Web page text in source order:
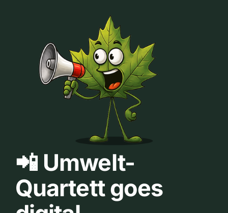
📲 Umwelt-
Quartett goes